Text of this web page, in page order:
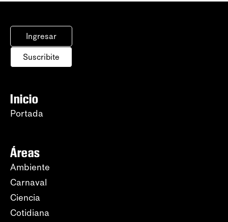
Ingresar
Suscribite
Inicio
Portada
Áreas
Ambiente
Carnaval
Ciencia
Cotidiana